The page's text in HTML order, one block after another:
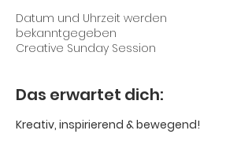
Datum und Uhrzeit werden
bekanntgegeben
Creative Sunday Session
Das erwartet dich:
Kreativ, inspirierend & bewegend!